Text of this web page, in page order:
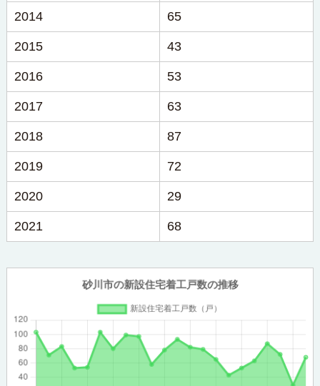
2014 65
2015 43
2016 53
2017 63
2018 87
2019 72
2020 29
2021 68